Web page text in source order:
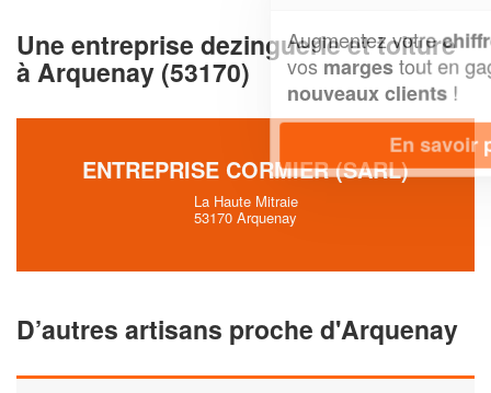
Une entreprise dezinguerie et toiture
à Arquenay (53170)
ENTREPRISE CORMIER (SARL)
La Haute Mitraie
53170 Arquenay
D’autres artisans proche d'Arquenay
Augmentez votrechiffre d'affaireset
vosmargestout en gagnant de
nouveaux clients!